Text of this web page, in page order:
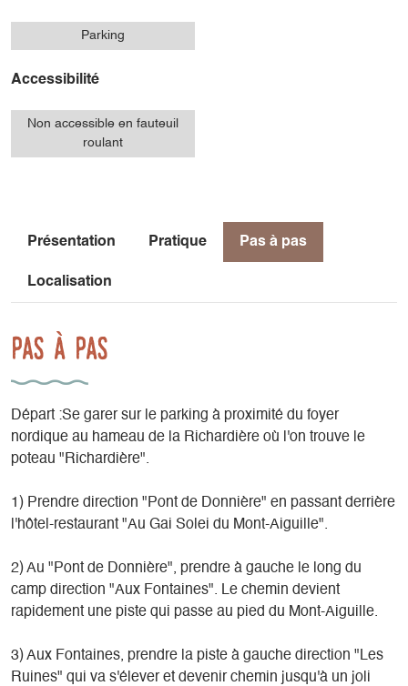
Parking
Accessibilité
Non accessible en fauteuil
roulant
Présentation Pratique Pas à pas
Localisation
Pas à pas
Départ :Se garer sur le parking à proximité du foyer
nordique au hameau de la Richardière où l'on trouve le
poteau "Richardière".
1) Prendre direction "Pont de Donnière" en passant derrière
l'hôtel-restaurant "Au Gai Solei du Mont-Aiguille".
2) Au "Pont de Donnière", prendre à gauche le long du
camp direction "Aux Fontaines". Le chemin devient
rapidement une piste qui passe au pied du Mont-Aiguille.
3) Aux Fontaines, prendre la piste à gauche direction "Les
Ruines" qui va s'élever et devenir chemin jusqu'à un joli